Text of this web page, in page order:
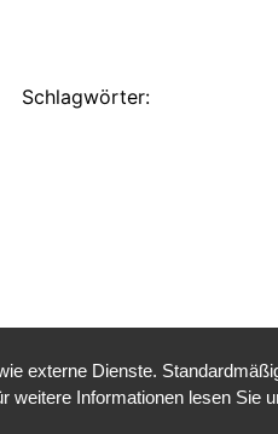
Schlagwörter:
externe Dienste.
weitere Informationen lesen Sie